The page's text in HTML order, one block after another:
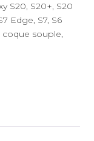
S20, S20+, S20
Edge, S7, S6
coque souple,